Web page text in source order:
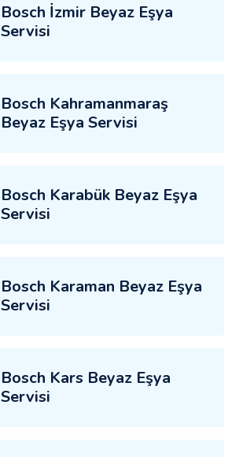
Bosch İzmir Beyaz Eşya
Servisi
Bosch Kahramanmaraş
Beyaz Eşya Servisi
Bosch Karabük Beyaz Eşya
Servisi
Bosch Karaman Beyaz Eşya
Servisi
Bosch Kars Beyaz Eşya
Servisi